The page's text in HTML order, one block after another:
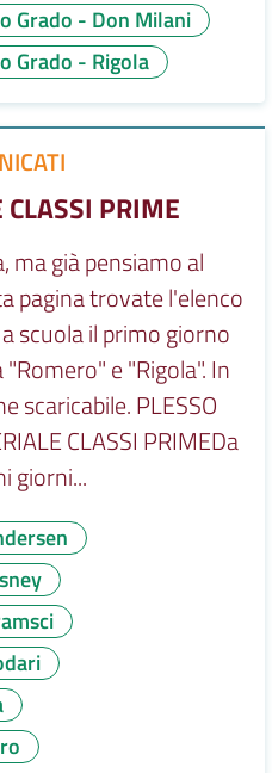
Grado - Don Milani
Grado - Rigola
PRIME
ma già pensiamo al
pagina trovate l'elenco
scuola il primo giorno
e "Rigola". In
scaricabile. PLESSO
CLASSI PRIMEDa
giorni...